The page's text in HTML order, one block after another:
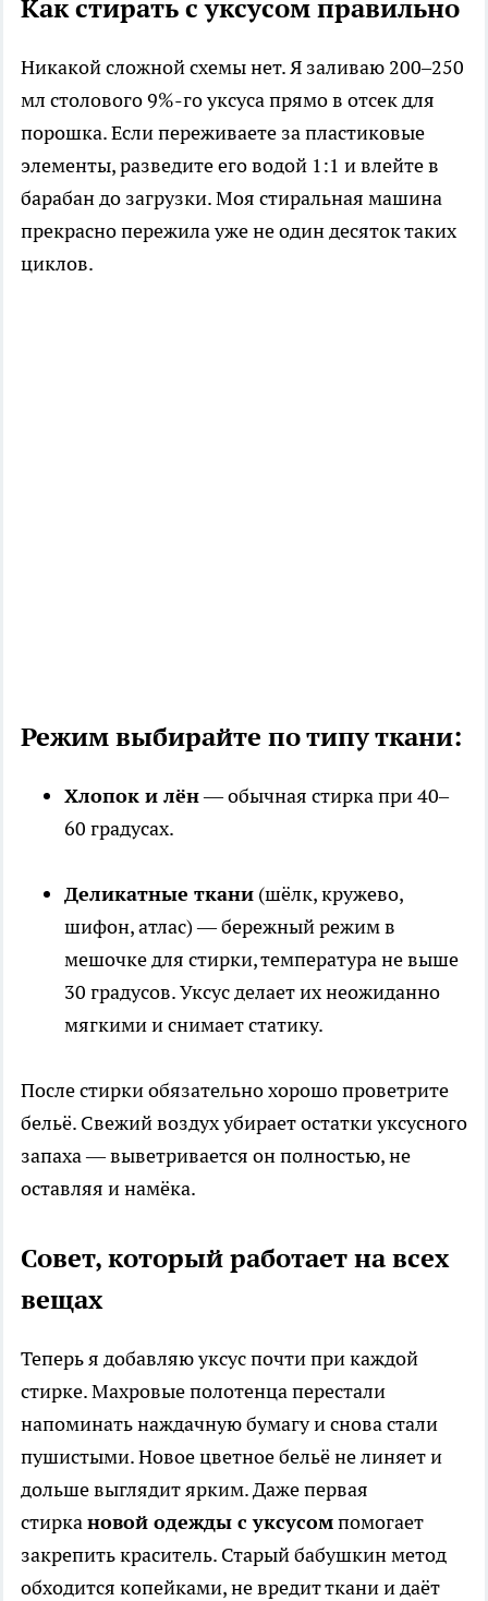
Как стирать с уксусом правильно
Никакой сложной схемы нет. Я заливаю 200–250
мл столового 9%-го уксуса прямо в отсек для
порошка. Если переживаете за пластиковые
элементы, разведите его водой 1:1 и влейте в
барабан до загрузки. Моя стиральная машина
прекрасно пережила уже не один десяток таких
циклов.
Режим выбирайте по типу ткани:
Хлопок и лён— обычная стирка при 40–
60 градусах.
Деликатные ткани (шёлк, кружево,
шифон, атлас) — бережный режим в
мешочке для стирки, температура не выше
30 градусов. Уксус делает их неожиданно
мягкими и снимает статику.
После стирки обязательно хорошо проветрите
бельё. Свежий воздух убирает остатки уксусного
запаха — выветривается он полностью, не
оставляя и намёка.
Совет, который работает на всех
вещах
Теперь я добавляю уксус почти при каждой
стирке. Махровые полотенца перестали
напоминать наждачную бумагу и снова стали
пушистыми. Новое цветное бельё не линяет и
дольше выглядит ярким. Даже первая
стиркановой одежды с уксусомпомогает
закрепить краситель. Старый бабушкин метод
обходится копейками, не вредит ткани и даёт